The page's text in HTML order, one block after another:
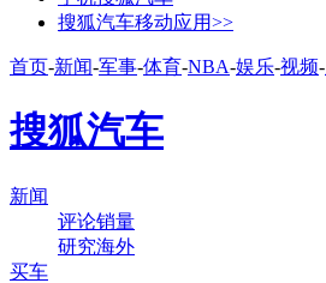
搜狐汽车移动应用>>
首页-新闻-军事-体育-NBA-娱乐-视频-
搜狐汽车
新闻
评论销量
研究海外
买车